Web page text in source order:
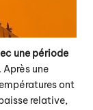
une période
. Après une
ont
relative,